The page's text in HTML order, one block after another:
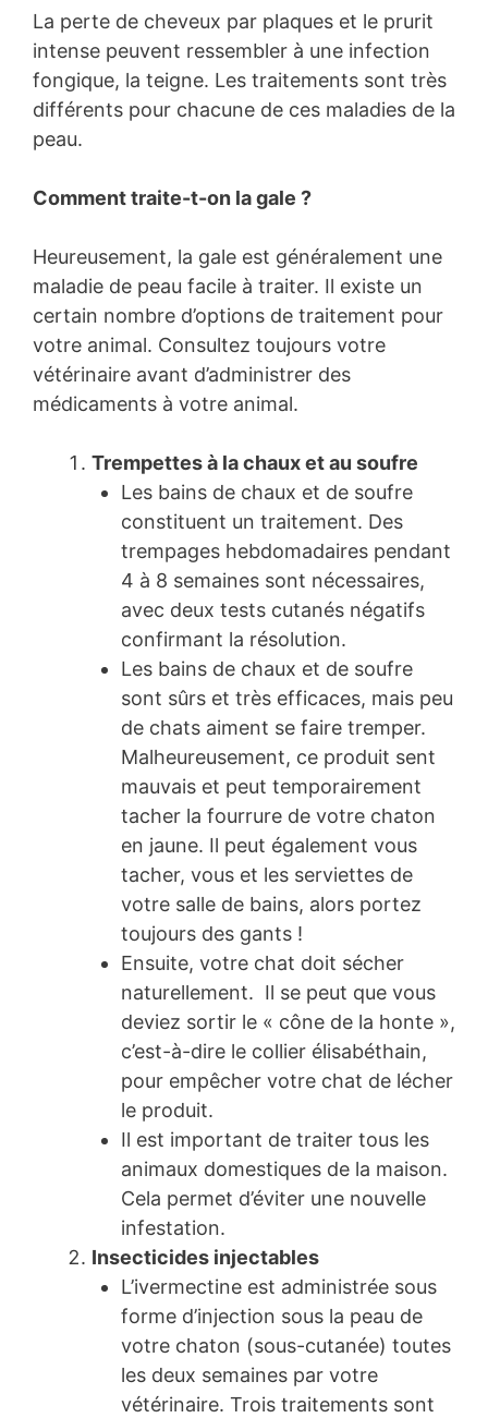
La perte de cheveux par plaques et le prurit
intense peuvent ressembler à une infection
fongique, la teigne. Les traitements sont très
différents pour chacune de ces maladies de la
peau.
Comment traite-t-on la gale ?
Heureusement, la gale est généralement une
maladie de peau facile à traiter. Il existe un
certain nombre d’options de traitement pour
votre animal. Consultez toujours votre
vétérinaire avant d’administrer des
médicaments à votre animal.
Trempettes à la chaux et au soufre
Les bains de chaux et de soufre
constituent un traitement. Des
trempages hebdomadaires pendant
4 à 8 semaines sont nécessaires,
avec deux tests cutanés négatifs
confirmant la résolution.
Les bains de chaux et de soufre
sont sûrs et très efficaces, mais peu
de chats aiment se faire tremper.
Malheureusement, ce produit sent
mauvais et peut temporairement
tacher la fourrure de votre chaton
en jaune. Il peut également vous
tacher, vous et les serviettes de
votre salle de bains, alors portez
toujours des gants !
Ensuite, votre chat doit sécher
naturellement. Il se peut que vous
deviez sortir le « cône de la honte »,
c’est-à-dire le collier élisabéthain,
pour empêcher votre chat de lécher
le produit.
Il est important de traiter tous les
animaux domestiques de la maison.
Cela permet d’éviter une nouvelle
infestation.
Insecticides injectables
L’ivermectine est administrée sous
forme d’injection sous la peau de
votre chaton (sous-cutanée) toutes
les deux semaines par votre
vétérinaire. Trois traitements sont